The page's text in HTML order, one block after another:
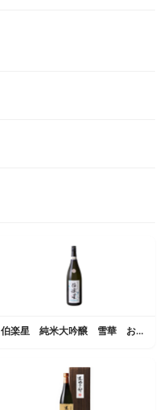
伯楽星 純米大吟醸 雪華 おりがらみ生酒